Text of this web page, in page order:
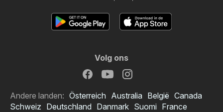
Volg ons
Andere landen: Österreich Australia België Canada
Schweiz Deutschland Danmark Suomi France